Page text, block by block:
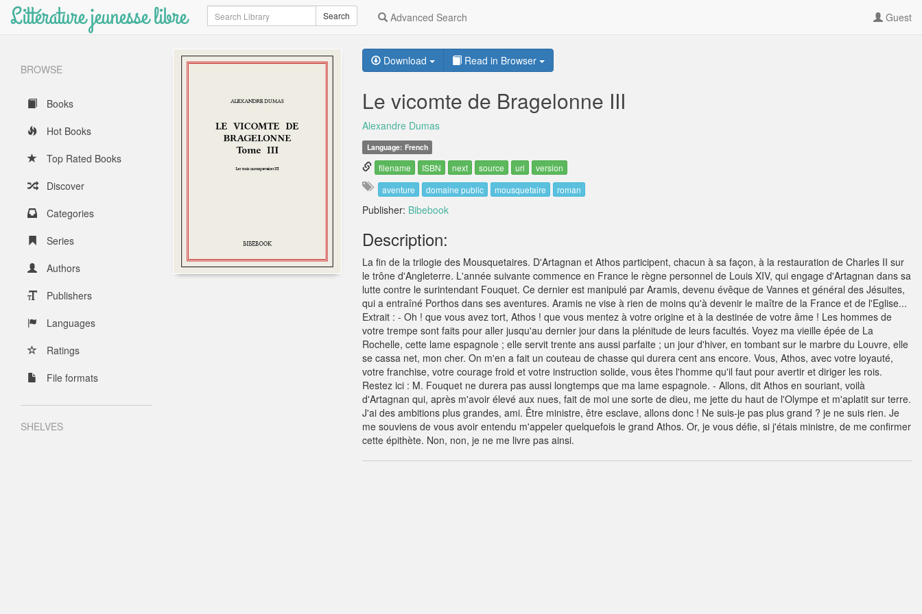
Littérature jeunesse libre Search Search Advanced Search Guest
BROWSE
Books
Hot Books
Top Rated Books
Discover
Categories
Series
Authors
Publishers
Languages
Ratings
File formats
SHELVES
Download Read in Browser
Le vicomte de Bragelonne III
Alexandre Dumas
Language: French
filename ISBN next source uri
version
aventure
domaine public mousquetaire roman
Publisher: Bibebook
Description:
La fin de la trilogie des Mousquetaires. D'Artagnan et Athos participent, chacun à sa façon, à la restauration de Charles II sur
le trône d'Angleterre. L'année suivante commence en France le règne personnel de Louis XIV, qui engage d'Artagnan dans sa
lutte contre le surintendant Fouquet. Ce dernier est manipulé par Aramis, devenu évêque de Vannes et général des Jésuites,
qui a entraîné Porthos dans ses aventures. Aramis ne vise à rien de moins qu'à devenir le maître de la France et de l'Eglise...
Extrait : - Oh ! que vous avez tort, Athos ! que vous mentez à votre origine et à la destinée de votre âme ! Les hommes de
votre trempe sont faits pour aller jusqu'au dernier jour dans la plénitude de leurs facultés. Voyez ma vieille épée de La
Rochelle, cette lame espagnole ; elle servit trente ans aussi parfaite ; un jour d'hiver, en tombant sur le marbre du Louvre, elle
se cassa net, mon cher. On m'en a fait un couteau de chasse qui durera cent ans encore. Vous, Athos, avec votre loyauté,
votre franchise, votre courage froid et votre instruction solide, vous êtes l'homme qu'il faut pour avertir et diriger les rois.
Restez ici : M. Fouquet ne durera pas aussi longtemps que ma lame espagnole. - Allons, dit Athos en souriant, voilà
d'Artagnan qui, après m'avoir élevé aux nues, fait de moi une sorte de dieu, me jette du haut de l'Olympe et m'aplatit sur terre.
J'ai des ambitions plus grandes, ami. Être ministre, être esclave, allons donc ! Ne suis-je pas plus grand ? je ne suis rien. Je
me souviens de vous avoir entendu m'appeler quelquefois le grand Athos. Or, je vous défie, si j'étais ministre, de me confirmer
cette épithète. Non, non, je ne me livre pas ainsi.